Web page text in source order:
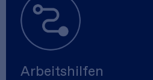
Arbeitshilfen